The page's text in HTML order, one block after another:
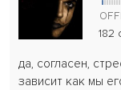
182
да, согласен,
зависит как мы